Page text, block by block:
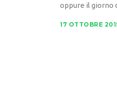
oppure il giorno
17 OTTOBRE